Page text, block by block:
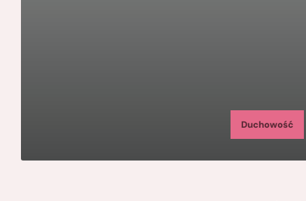
Duchowość